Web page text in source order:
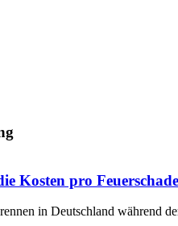
Kosten pro
in Deutschland während